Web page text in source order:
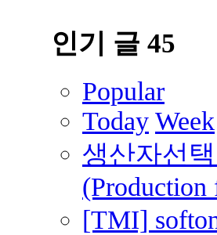
인기 글 45
Popular
Today Week
생산자선
(Production
[TMI]